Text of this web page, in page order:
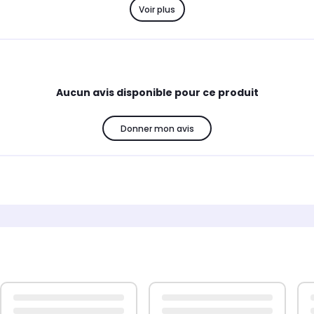
de pénétration de la lumière : 95% (transparence)
arrondis 2,5D - réactivité tactile intacte -
Voir plus
Aucun avis disponible pour ce produit
Donner mon avis